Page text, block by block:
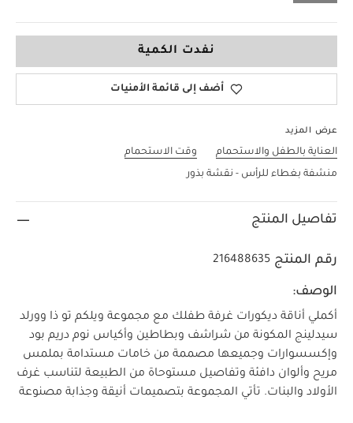
نفدت الكمية
أضف إلى قائمة الأمنيات
عرض المزيد
العناية بالطفل والاستحمام
وقت الاستحمام
منشفة بغطاء للرأس - نقشة بذور
تفاصيل المنتج
رقم المنتج 216488635
الوصف:
أكملي أناقة ديكورات غرفة طفلك مع مجموعة ويلكم تو ذا وورلد
سيدلينج المكونة من شراشف وبطاطين وأكياس نوم دريم بود
وإكسسوارات وجميعها مصممة من خامات مستدامة بملمس
مريح وألوان دافئة وتفاصيل مستوحاة من الطبيعة لتناسب غرف
الأولاد والبنات. تأتي المجموعة بتصميمات أنيقة وجذابة مصنوعة